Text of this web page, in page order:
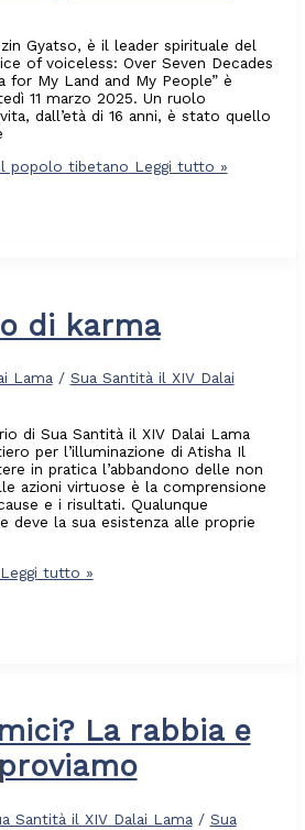
Gyatso, è il leader spirituale del
of voiceless: Over Seven Decades
for My Land and My People” è
11 marzo 2025. Un ruolo
dall’età di 16 anni, è stato quello
popolo tibetano Leggi tutto »
di karma
Lama/ Sua Santità il XIV Dalai
di Sua Santità il XIV Dalai Lama
per l’illuminazione di Atisha Il
in pratica l’abbandono delle non
azioni virtuose è la comprensione
e i risultati. Qualunque
deve la sua esistenza alle proprie
Leggi tutto »
La rabbia e
Santità il XIV Dalai Lama / Sua